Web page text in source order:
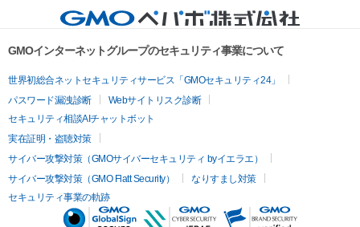
GMOインターネットグループのセキュリティ事業について
世界初総合ネットセキュリティサービス「GMOセキュリティ24」
パスワード漏洩診断
Webサイトリスク診断
セキュリティ相談AIチャットボット
実在証明・盗聴対策
サイバー攻撃対策（GMOサイバーセキュリティ byイエラエ）
サイバー攻撃対策（GMO Flatt Security）
なりすまし対策
セキュリティ事業の軌跡